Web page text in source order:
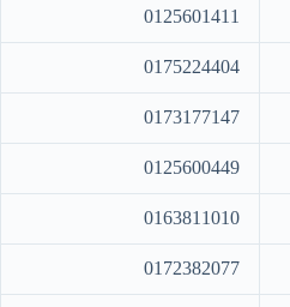
0125601411
0175224404
0173177147
0125600449
0163811010
0172382077